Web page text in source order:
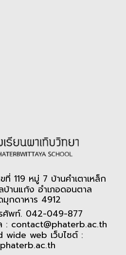
ที่ 119 หมู่ 7 บ้านคำเตาเหล็ก
ง อำเภอดอนตาล
กดาหาร 4912
ศัพท์. 042-049-877
: contact@phaterb.ac.th
เว็บไซต์ :